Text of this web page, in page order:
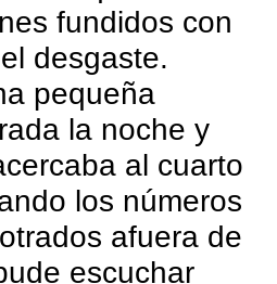
fundidos con
desgaste.
pequeña
la noche y
al cuarto
los números
afuera de
escuchar